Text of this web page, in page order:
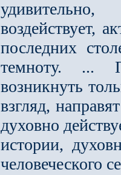
воздействует,
последних
темноту. ...
возникнуть
взгляд,
духовно
истории,
человеческого